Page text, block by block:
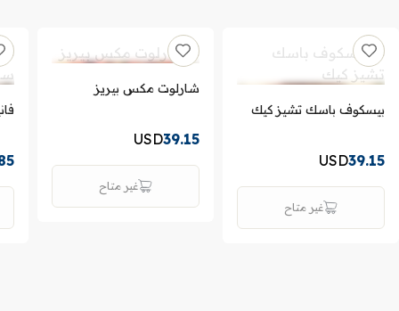
بيسكوف باسك تشيز كيك
39.15
USD
غير متاح
شارلوت مكس بيريز
39.15
USD
غير متاح